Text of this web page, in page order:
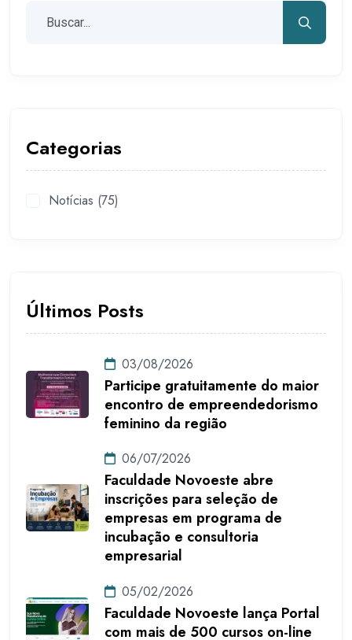
Categorias
Notícias (75)
Últimos Posts
03/08/2026
Participe gratuitamente do maior
encontro de empreendedorismo
feminino da região
06/07/2026
Faculdade Novoeste abre
inscrições para seleção de
empresas em programa de
incubação e consultoria
empresarial
05/02/2026
Faculdade Novoeste lança Portal
com mais de 500 cursos on-line